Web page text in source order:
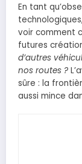
En tant
voir comment
futures
d’autres
nos routes ?
sûre : la
aussi mince